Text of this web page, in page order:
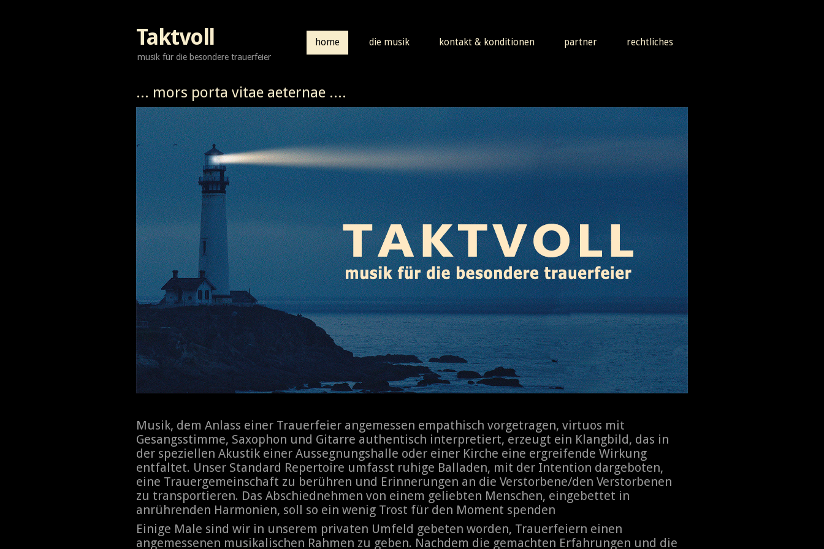
Taktvoll
musik für die besondere trauerfeier
home die musik kontakt & konditionen partner rechtliches
... mors porta vitae aeternae ....
Musik, dem Anlass einer Trauerfeier angemessen empathisch vorgetragen, virtuos mit
Gesangsstimme, Saxophon und Gitarre authentisch interpretiert, erzeugt ein Klangbild, das in
der speziellen Akustik einer Aussegnungshalle oder einer Kirche eine ergreifende Wirkung
entfaltet. Unser Standard Repertoire umfasst ruhige Balladen, mit der Intention dargeboten,
eine Trauergemeinschaft zu berühren und Erinnerungen an die Verstorbene/den Verstorbenen
zu transportieren. Das Abschiednehmen von einem geliebten Menschen, eingebettet in
anrührenden Harmonien, soll so ein wenig Trost für den Moment spenden
​Einige Male sind wir in unserem privaten Umfeld gebeten worden, Trauerfeiern einen
angemessenen musikalischen Rahmen zu geben. Nachdem die gemachten Erfahrungen und die